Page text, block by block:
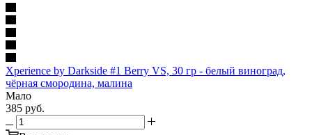
Xperience by Darkside #1 Berry VS, 30 гр - белый виноград,
чёрная смородина, малина
Мало
385 руб.